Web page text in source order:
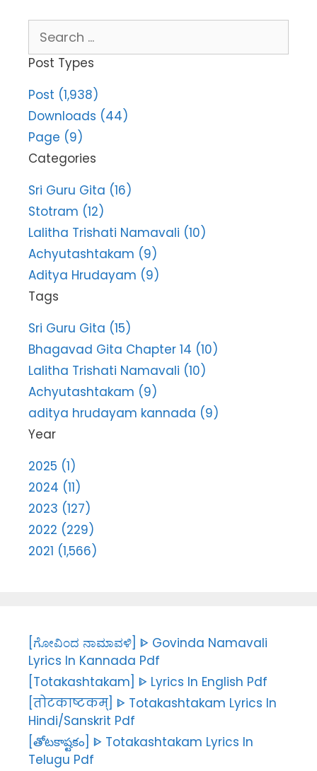
for:
Post Types
Post (1,938)
Downloads (44)
Page (9)
Categories
Sri Guru Gita (16)
Stotram (12)
Lalitha Trishati Namavali (10)
Achyutashtakam (9)
Aditya Hrudayam (9)
Tags
Sri Guru Gita (15)
Bhagavad Gita Chapter 14 (10)
Lalitha Trishati Namavali (10)
Achyutashtakam (9)
aditya hrudayam kannada (9)
Year
2025 (1)
2024 (11)
2023 (127)
2022 (229)
2021 (1,566)
[ಗೋವಿಂದ ನಾಮಾವಳಿ] ᐈ Govinda Namavali
Lyrics In Kannada Pdf
[Totakashtakam] ᐈ Lyrics In English Pdf
[तोटकाष्टकम्] ᐈ Totakashtakam Lyrics In
Hindi/Sanskrit Pdf
[తోటకాష్టకం] ᐈ Totakashtakam Lyrics In
Telugu Pdf